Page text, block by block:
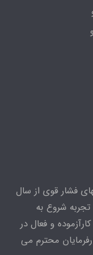
فشار قوی از سال
تجربه شروع به
با ۱۲۰ نفر مهندس کارآزموده و فعال در
محترم می